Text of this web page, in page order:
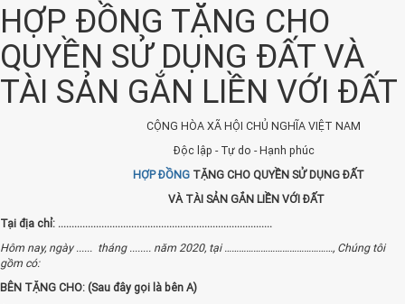
HỢP ĐỒNG TẶNG CHO
QUYỀN SỬ DỤNG ĐẤT VÀ
TÀI SẢN GẮN LIỀN VỚI ĐẤT
CỘNG HÒA XÃ HỘI CHỦ NGHĨA VIỆT NAM
Độc lập - Tự do - Hạnh phúc
HỢP ĐỒNG TẶNG CHO QUYỀN SỬ DỤNG ĐẤT
VÀ TÀI SẢN GẮN LIỀN VỚI ĐẤT
Tại địa chỉ: ...............................................................................
Hôm nay, ngày ...... tháng ........ năm 2020, tại ………………………………………, Chúng tôi
gồm có:
BÊN TẶNG CHO: (Sau đây gọi là bên A)